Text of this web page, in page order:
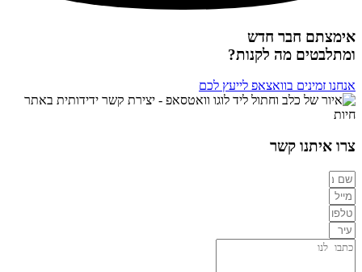
אימצתם חבר חדש
ומתלבטים מה לקנות?
אנחנו זמינים בוואצאפ לייעץ לכם
צרו איתנו קשר